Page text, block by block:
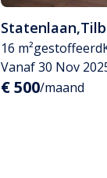
Statenlaan,
16 m²gestoffeerd
Vanaf 30 Nov
€ 500/maand